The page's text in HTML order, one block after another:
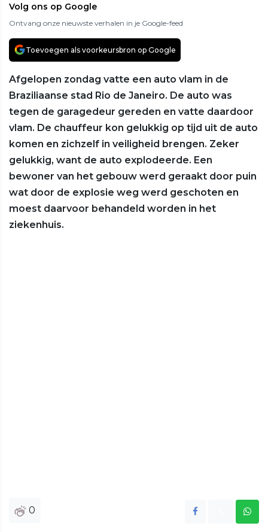
Volg ons op Google
Ontvang onze nieuwste verhalen in je Google-feed
Toevoegen als voorkeursbron op Google
Afgelopen zondag vatte een auto vlam in de
Braziliaanse stad Rio de Janeiro. De auto was
tegen de garagedeur gereden en vatte daardoor
vlam. De chauffeur kon gelukkig op tijd uit de auto
komen en zichzelf in veiligheid brengen. Zeker
gelukkig, want de auto explodeerde. Een
bewoner van het gebouw werd geraakt door puin
wat door de explosie weg werd geschoten en
moest daarvoor behandeld worden in het
ziekenhuis.
0